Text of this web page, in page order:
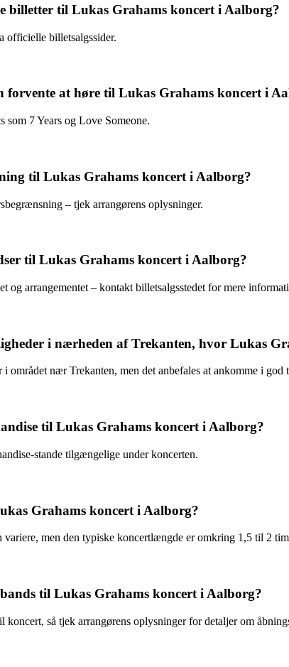
billetter til Lukas Grahams koncert i Aalborg?
officielle billetsalgssider.
forvente at høre til Lukas Grahams koncert i
som 7 Years og Love Someone.
til Lukas Grahams koncert i Aalborg?
– tjek arrangørens oplysninger.
til Lukas Grahams koncert i Aalborg?
og arrangementet – kontakt billetsalgsstedet for mere
i nærheden af Trekanten, hvor Lukas
området nær Trekanten, men det anbefales at ankomme i god
til Lukas Grahams koncert i Aalborg?
stande tilgængelige under koncerten.
Grahams koncert i Aalborg?
variere, men den typiske koncertlængde er omkring 1,5 til 2
til Lukas Grahams koncert i Aalborg?
koncert, så tjek arrangørens oplysninger for detaljer om